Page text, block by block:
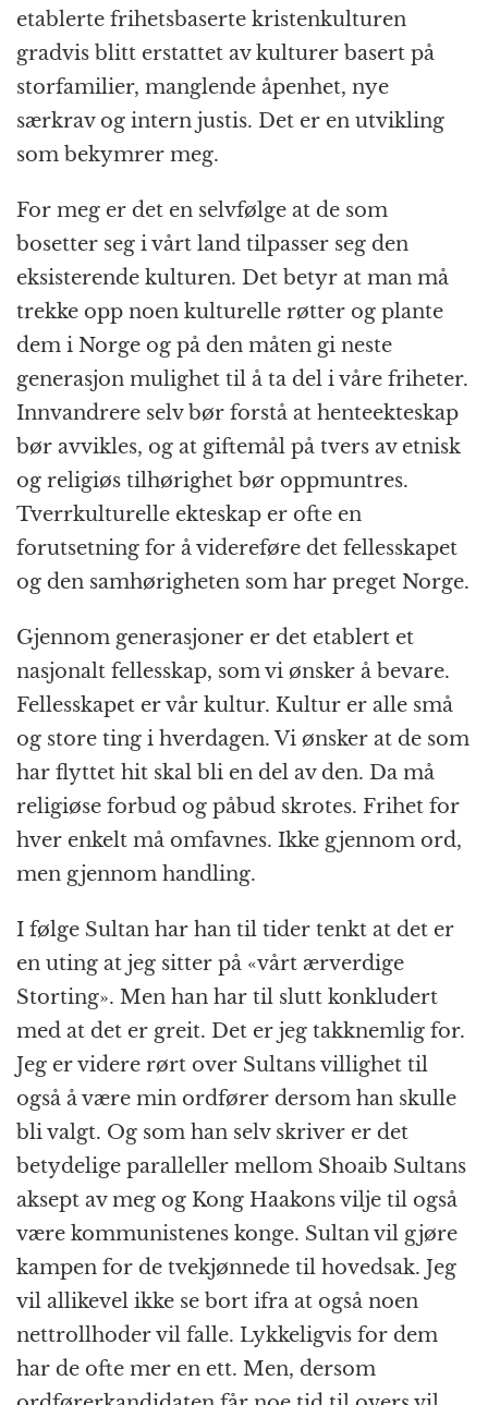
etablerte frihetsbaserte kristenkulturen
gradvis blitt erstattet av kulturer basert på
storfamilier, manglende åpenhet, nye
særkrav og intern justis. Det er en utvikling
som bekymrer meg.
For meg er det en selvfølge at de som
bosetter seg i vårt land tilpasser seg den
eksisterende kulturen. Det betyr at man må
trekke opp noen kulturelle røtter og plante
dem i Norge og på den måten gi neste
generasjon mulighet til å ta del i våre friheter.
Innvandrere selv bør forstå at henteekteskap
bør avvikles, og at giftemål på tvers av etnisk
og religiøs tilhørighet bør oppmuntres.
Tverrkulturelle ekteskap er ofte en
forutsetning for å videreføre det fellesskapet
og den samhørigheten som har preget Norge.
Gjennom generasjoner er det etablert et
nasjonalt fellesskap, som vi ønsker å bevare.
Fellesskapet er vår kultur. Kultur er alle små
og store ting i hverdagen. Vi ønsker at de som
har flyttet hit skal bli en del av den. Da må
religiøse forbud og påbud skrotes. Frihet for
hver enkelt må omfavnes. Ikke gjennom ord,
men gjennom handling.
I følge Sultan har han til tider tenkt at det er
en uting at jeg sitter på «vårt ærverdige
Storting». Men han har til slutt konkludert
med at det er greit. Det er jeg takknemlig for.
Jeg er videre rørt over Sultans villighet til
også å være min ordfører dersom han skulle
bli valgt. Og som han selv skriver er det
betydelige paralleller mellom Shoaib Sultans
aksept av meg og Kong Haakons vilje til også
være kommunistenes konge. Sultan vil gjøre
kampen for de tvekjønnede til hovedsak. Jeg
vil allikevel ikke se bort ifra at også noen
nettrollhoder vil falle. Lykkeligvis for dem
har de ofte mer en ett. Men, dersom